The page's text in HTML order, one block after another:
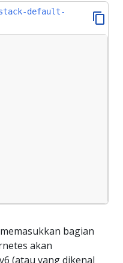
default-
bagian
akan
(atau yang dikenal